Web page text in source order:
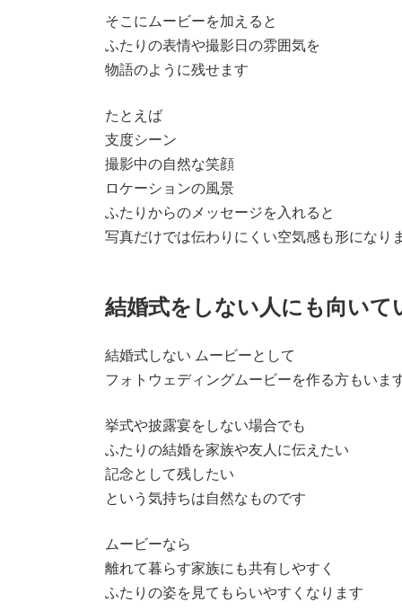
そこにムービーを加えると
ふたりの表情や撮影日の雰囲気を
物語のように残せます
たとえば
支度シーン
撮影中の自然な笑顔
ロケーションの風景
ふたりからのメッセージを入れると
写真だけでは伝わりにくい空気感も形になり
結婚式をしない人にも向いて
結婚式しない ムービーとして
フォトウェディングムービーを作る方もいま
挙式や披露宴をしない場合でも
ふたりの結婚を家族や友人に伝えたい
記念として残したい
という気持ちは自然なものです
ムービーなら
離れて暮らす家族にも共有しやすく
ふたりの姿を見てもらいやすくなります